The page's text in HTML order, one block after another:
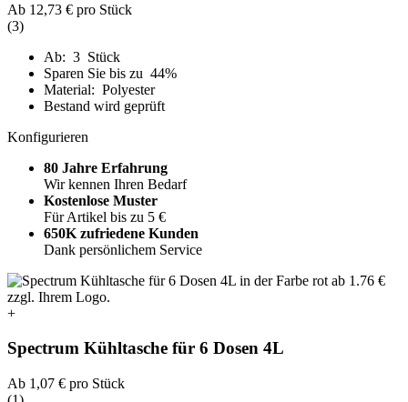
Ab 12,73 € pro Stück
(3)
Ab: 3 Stück
Sparen Sie bis zu 44%
Material: Polyester
Bestand wird geprüft
Konfigurieren
80 Jahre Erfahrung
Wir kennen Ihren Bedarf
Kostenlose Muster
Für Artikel bis zu 5 €
650K zufriedene Kunden
Dank persönlichem Service
+
Spectrum Kühltasche für 6 Dosen 4L
Ab 1,07 € pro Stück